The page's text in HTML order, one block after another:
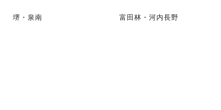
堺・泉南 富田林・河内長野